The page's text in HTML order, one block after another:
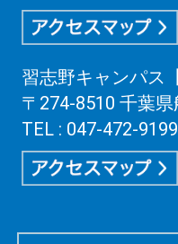
習志野キャンパス
〒274-8510 千葉
TEL : 047-472-9199